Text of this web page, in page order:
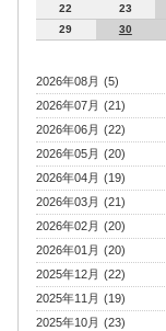
22
23
29
30
2026年08月 (5)
2026年07月 (21)
2026年06月 (22)
2026年05月 (20)
2026年04月 (19)
2026年03月 (21)
2026年02月 (20)
2026年01月 (20)
2025年12月 (22)
2025年11月 (19)
2025年10月 (23)